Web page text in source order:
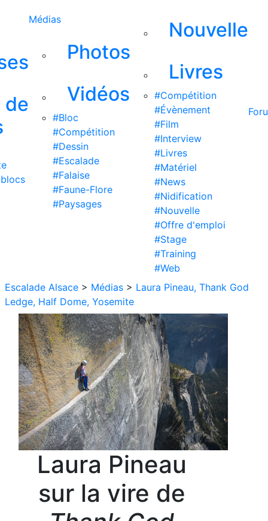
de
Médias
Photos
Vidéos
#Bloc
#Compétition
#Dessin
#Escalade
#Falaise
#Faune-Flore
#Paysages
Nouvelle
Livres
#Compétition
#Évènement
#Film
#Interview
#Livres
#Matériel
#News
#Nidification
#Nouvelle
#Offre d'emploi
#Stage
#Training
#Web
Escalade Alsace > Médias > Laura Pineau, Thank God
Ledge, Half Dome, Yosemite
Laura Pineau
sur la vire de